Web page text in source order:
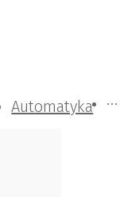
Automatyka